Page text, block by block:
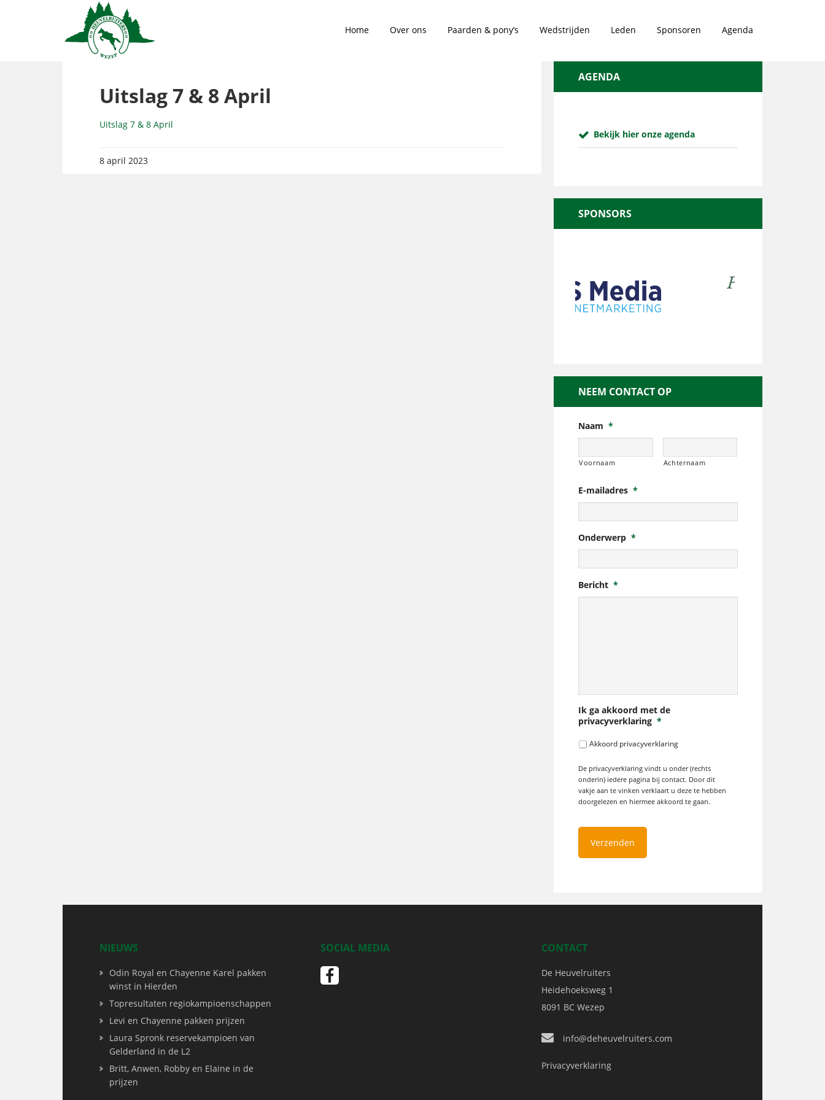
Home Over ons Paarden & pony’s Wedstrijden Leden Sponsoren Agenda
Uitslag 7 & 8 April
Uitslag 7 & 8 April
8 april 2023
AGENDA
Bekijk hier onze agenda
SPONSORS
NEEM CONTACT OP
Naam *
Voornaam Achternaam
E-mailadres *
Onderwerp *
Bericht *
Ik ga akkoord met de
privacyverklaring *
Akkoord privacyverklaring
De privacyverklaring vindt u onder (rechts
onderin) iedere pagina bij contact. Door dit
vakje aan te vinken verklaart u deze te hebben
doorgelezen en hiermee akkoord te gaan.
NIEUWS
Odin Royal en Chayenne Karel pakken
winst in Hierden
Topresultaten regiokampioenschappen
Levi en Chayenne pakken prijzen
Laura Spronk reservekampioen van
Gelderland in de L2
Britt, Anwen, Robby en Elaine in de
prijzen
SOCIAL MEDIA CONTACT
De Heuvelruiters
Heidehoeksweg 1
8091 BC Wezep
info@deheuvelruiters.com
Privacyverklaring